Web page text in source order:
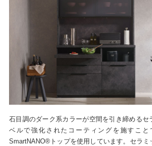
石目調のダーク系カラーが空間を引き締めるセ
ベルで強化されたコーティングを施すこと
SmartNANO®トップを使用しています。セラミ